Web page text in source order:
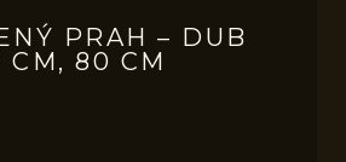
PRAH – DUB
CM, 80 CM